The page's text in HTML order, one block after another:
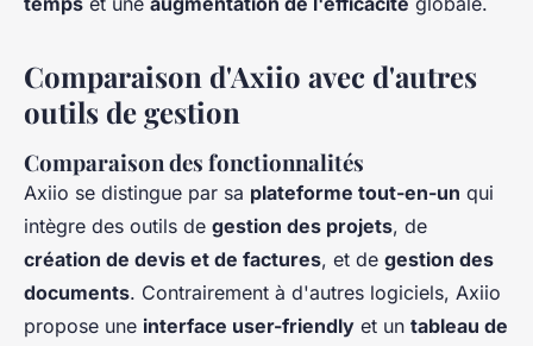
Comparaison d'Axiio avec d'autres
outils de gestion
Comparaison des fonctionnalités
Axiio se distingue par sa plateforme tout-en-un qui
intègre des outils de gestion des projets, de
création de devis et de factures, et de gestion des
documents. Contrairement à d'autres logiciels, Axiio
propose une interface user-friendly et un tableau de